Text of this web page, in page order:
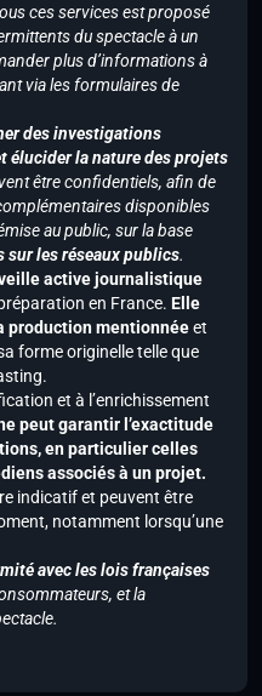
ces services est proposé
du spectacle à un
plus d’informations à
via les formulaires de
des investigations
élucider la nature des projets
être confidentiels, afin de
disponibles
au public, sur la base
sur les réseaux publics.
veille active journalistique
en France. Elle
production mentionnéeet
forme originelle telle que
et à l’enrichissement
peut garantir l’exactitude
en particulier celles
associés à un projet.
indicatif et peuvent être
notamment lorsqu’une
avec les lois françaises
et la